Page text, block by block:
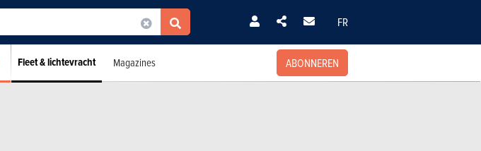
FR
Fleet & lichtevracht Magazines ABONNEREN